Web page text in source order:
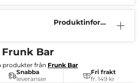
Produktinform
Frunk Bar
produkter från Frunk Bar
Snabba
leveranser
Fri frakt
fr. 149 kr